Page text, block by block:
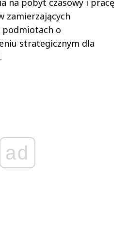
na pobyt czasowy i pracę
zamierzających
podmiotach o
strategicznym dla
ad